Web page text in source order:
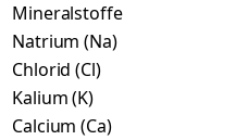
Mineralstoffe
Natrium (Na)
Chlorid (Cl)
Kalium (K)
Calcium (Ca)